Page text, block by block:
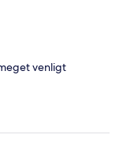
venligt